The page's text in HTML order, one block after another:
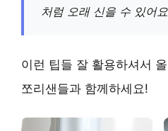
처럼 오래 신을 수 있어
이런 팁들 잘 활용하셔서
쪼리샌들과 함께하세요!